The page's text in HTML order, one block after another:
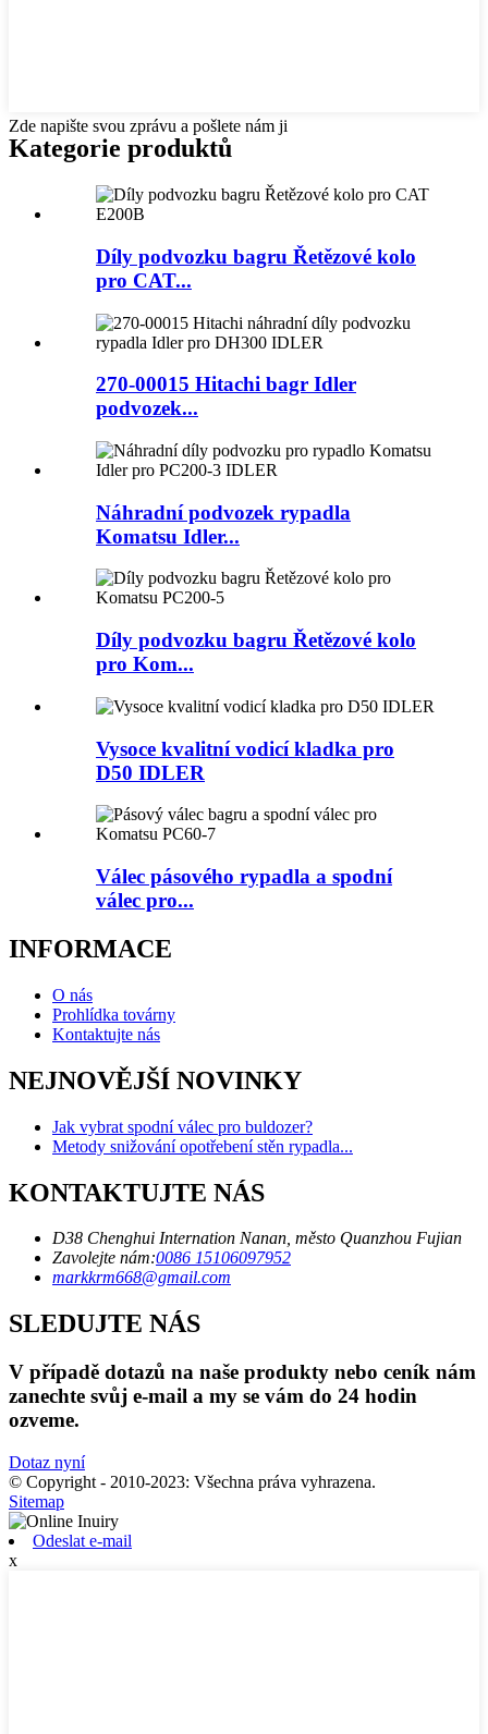
Zde napište svou zprávu a pošlete nám ji
Kategorie produktů
Díly podvozku bagru Řetězové kolo
pro CAT...
270-00015 Hitachi bagr Idler
podvozek...
Náhradní podvozek rypadla
Komatsu Idler...
Díly podvozku bagru Řetězové kolo
pro Kom...
Vysoce kvalitní vodicí kladka pro
D50 IDLER
Válec pásového rypadla a spodní
válec pro...
INFORMACE
O nás
Prohlídka továrny
Kontaktujte nás
NEJNOVĚJŠÍ NOVINKY
Jak vybrat spodní válec pro buldozer?
Metody snižování opotřebení stěn rypadla...
KONTAKTUJTE NÁS
D38 Chenghui Internation Nanan, město Quanzhou Fujian
Zavolejte nám:0086 15106097952
markkrm668@gmail.com
SLEDUJTE NÁS
V případě dotazů na naše produkty nebo ceník nám
zanechte svůj e-mail a my se vám do 24 hodin
ozveme.
Dotaz nyní
© Copyright - 2010-2023: Všechna práva vyhrazena.
Sitemap
Odeslat e-mail
x